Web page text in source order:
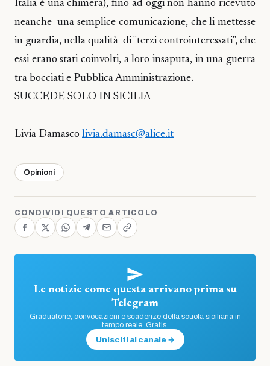
Italia è una chimera), fino ad oggi non hanno ricevuto
neanche una semplice comunicazione, che li mettesse
in guardia, nella qualità di "terzi controinteressati", che
essi erano stati coinvolti, a loro insaputa, in una guerra
tra bocciati e Pubblica Amministrazione.
SUCCEDE SOLO IN SICILIA
Livia Damasco livia.damasc@alice.it
Opinioni
CONDIVIDI QUESTO ARTICOLO
Le notizie come questa arrivano prima su
Telegram
Graduatorie, convocazioni e scadenze della scuola siciliana in
tempo reale. Gratis.
Unisciti al canale →